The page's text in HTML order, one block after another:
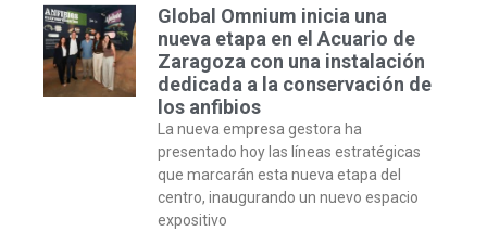
Global Omnium inicia una
nueva etapa en el Acuario de
Zaragoza con una instalación
dedicada a la conservación de
los anfibios
La nueva empresa gestora ha
presentado hoy las líneas estratégicas
que marcarán esta nueva etapa del
centro, inaugurando un nuevo espacio
expositivo